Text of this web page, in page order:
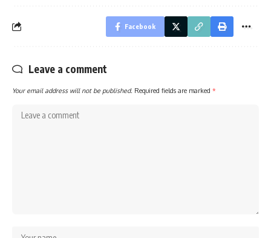
Facebook
Leave a comment
Your email address will not be published. Required fields are marked *